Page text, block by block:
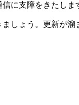
に支障をきたしま
しょう。更新が溜